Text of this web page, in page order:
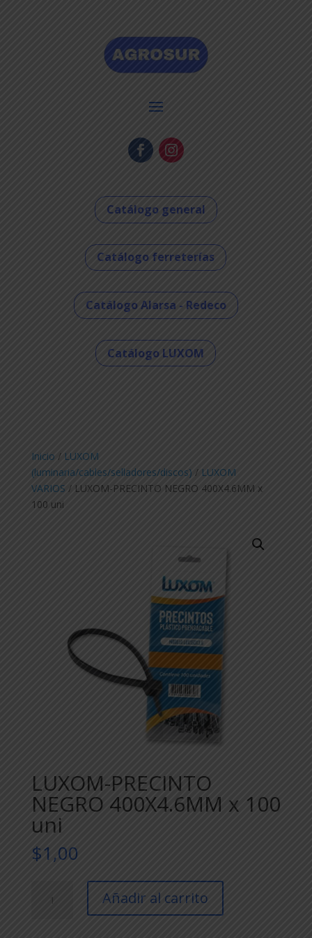
Catálogo general
Catálogo ferreterías
Catálogo Alarsa - Redeco
Catálogo LUXOM
Inicio / LUXOM
(luminaria/cables/selladores/discos) / LUXOM
VARIOS / LUXOM-PRECINTO NEGRO 400X4.6MM x
100 uni
LUXOM-PRECINTO
NEGRO 400X4.6MM x 100
uni
$1,00
PRECINTO
Añadir al carrito